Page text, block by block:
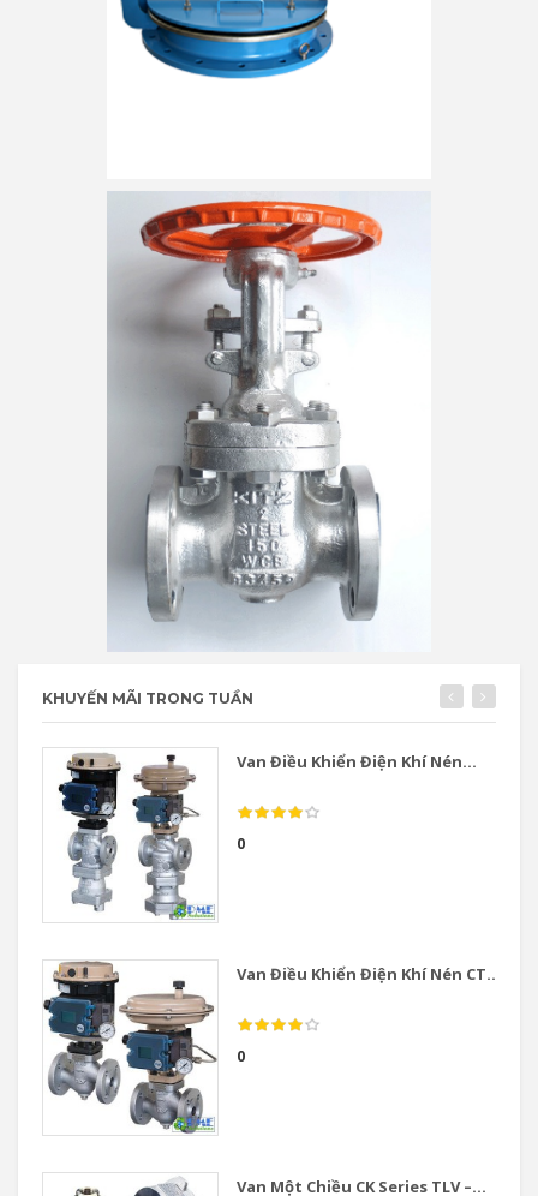
KHUYẾN MÃI TRONG TUẦN
Van Điều Khiển Điện Khí Nén...
0
Van Điều Khiển Điện Khí Nén CT...
0
Van Một Chiều CK Series TLV –...